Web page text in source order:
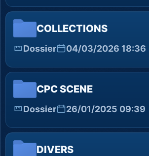
COLLECTIONS
Dossier 04/03/2026 18:36
CPC SCENE
Dossier 26/01/2025 09:39
DIVERS